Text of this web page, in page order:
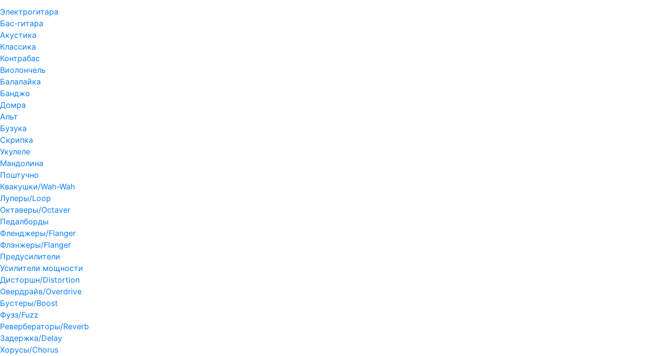
Электрогитара
Бас-гитара
Акустика
Классика
Контрабас
Виолончель
Балалайка
Банджо
Домра
Альт
Бузука
Скрипка
Укулеле
Мандолина
Поштучно
Квакушки/Wah-Wah
Луперы/Loop
Октаверы/Octaver
Педалборды
Фленджеры/Flanger
Флэнжеры/Flanger
Предусилители
Усилители мощности
Дисторшн/Distortion
Овердрайв/Overdrive
Бустеры/Boost
Фузз/Fuzz
Ревербераторы/Reverb
Задержка/Delay
Хорусы/Chorus